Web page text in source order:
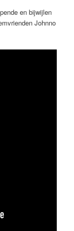
en bijwijlen
Johnno